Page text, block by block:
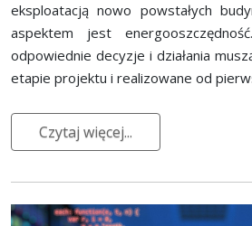
eksploatacją nowo powstałych
aspektem jest
odpowiednie decyzje i działania
etapie projektu i realizowane od
Czytaj więcej...